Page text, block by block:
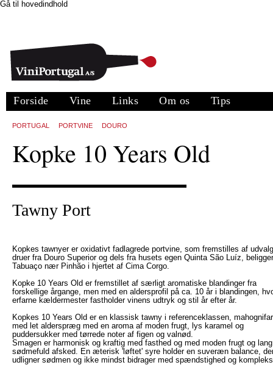
Gå til hovedindhold
Forside Vine Links Om os Tips
PORTUGAL PORTVINE DOURO
Kopke 10 Years Old
Tawny Port
Kopkes tawnyer er oxidativt fadlagrede portvine, som fremstilles af
druer fra Douro Superior og dels fra husets egen Quinta São Luíz,
Tabuaço nær Pinhão i hjertet af Cima Corgo.
Kopke 10 Years Old er fremstillet af særligt aromatiske blandinger fra
forskellige årgange, men med en aldersprofil på ca. 10 år i blandingen,
erfarne kældermester fastholder vinens udtryk og stil år efter år.
Kopkes 10 Years Old er en klassisk tawny i referenceklassen,
med let alderspræg med en aroma af moden frugt, lys karamel og
puddersukker med tørrede noter af figen og valnød.
Smagen er harmonisk og kraftig med fasthed og med moden frugt og lang
sødmefuld afsked. En æterisk 'løftet' syre holder en suveræn balance,
udligner sødmen og ikke mindst bidrager med spændstighed og